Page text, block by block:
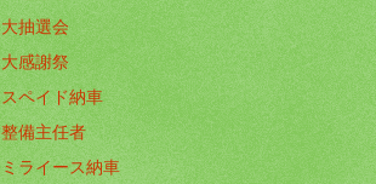
大抽選会
大感謝祭
スペイド納車
整備主任者
ミライース納車